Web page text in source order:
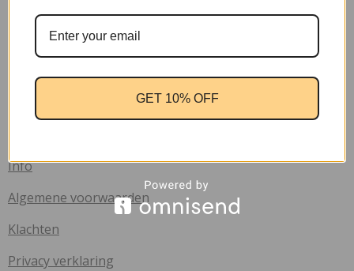
Handige links
Home
Contact
Info
Algemene voorwaarden
Klachten
Privacy verklaring
GET 10% OFF